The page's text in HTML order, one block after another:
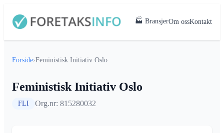
🏭 BransjerOm ossKontakt
Forside›Feministisk Initiativ Oslo
Feministisk Initiativ Oslo
FLI Org.nr: 815280032